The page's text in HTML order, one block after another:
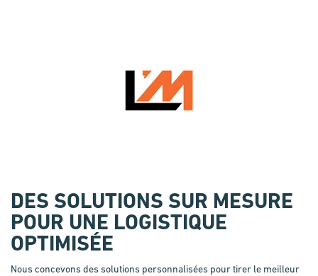
DES SOLUTIONS SUR MESURE
POUR UNE LOGISTIQUE
OPTIMISÉE
Nous concevons des solutions personnalisées pour tirer le meilleur